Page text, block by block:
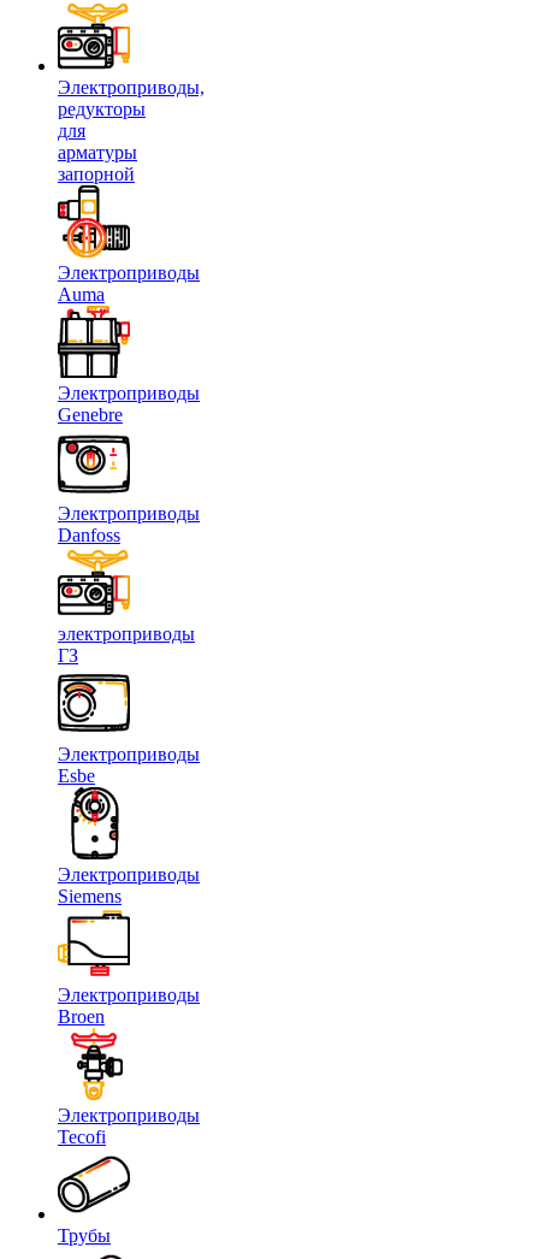
Электроприводы,
редукторы
для
арматуры
запорной
Электроприводы
Auma
Электроприводы
Genebre
Электроприводы
Danfoss
электроприводы
ГЗ
Электроприводы
Esbe
Электроприводы
Siemens
Электроприводы
Broen
Электроприводы
Tecofi
Трубы